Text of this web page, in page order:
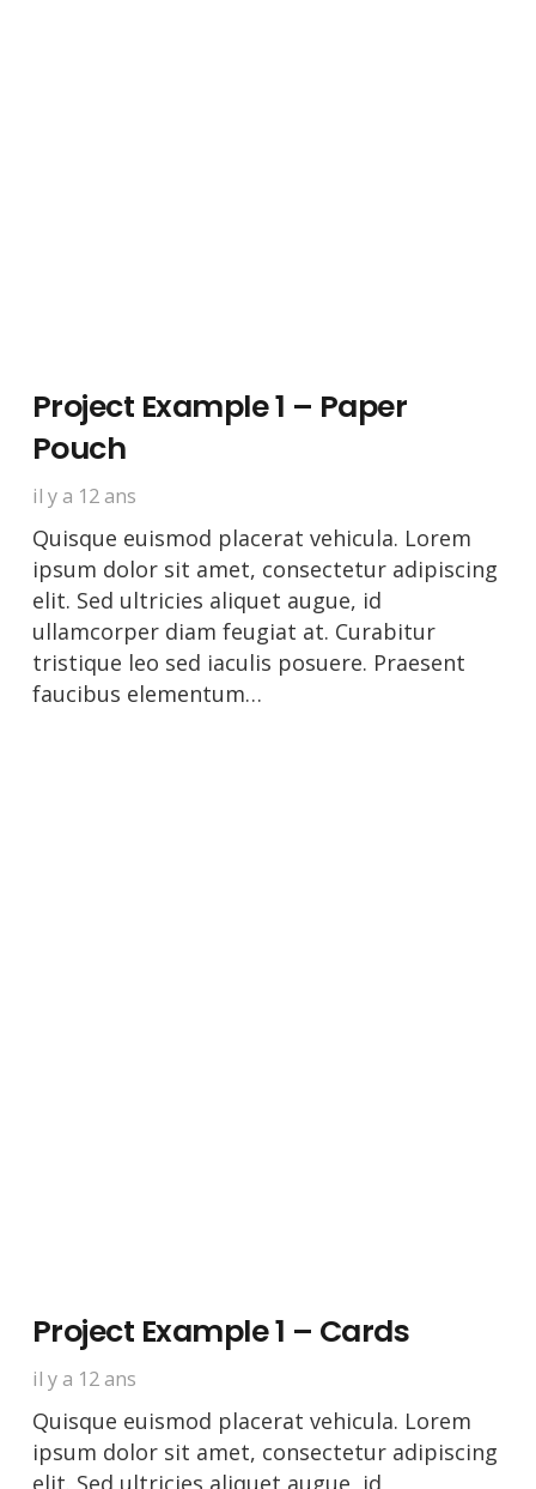
Project Example 1 – Paper
Pouch
il y a 12 ans
Quisque euismod placerat vehicula. Lorem
ipsum dolor sit amet, consectetur adipiscing
elit. Sed ultricies aliquet augue, id
ullamcorper diam feugiat at. Curabitur
tristique leo sed iaculis posuere. Praesent
faucibus elementum…
Project Example 1 – Cards
il y a 12 ans
Quisque euismod placerat vehicula. Lorem
ipsum dolor sit amet, consectetur adipiscing
elit. Sed ultricies aliquet augue, id